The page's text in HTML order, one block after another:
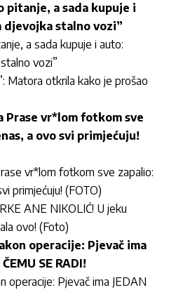
pitanje, a sada kupuje i
djevojka stalno vozi”
a sada kupuje i auto:
vozi”
Matora otkrila kako je prošao
Prase vr*lom fotkom sve
a ovo svi primjećuju!
vr*lom fotkom sve zapalio:
primjećuju! (FOTO)
ANE NIKOLIĆ! U jeku
ovo! (Foto)
operacije: Pjevač ima
SE RADI!
operacije: Pjevač ima JEDAN